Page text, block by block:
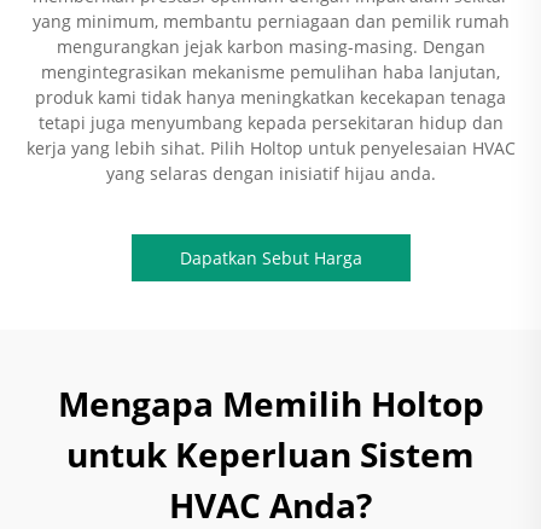
yang minimum, membantu perniagaan dan pemilik rumah
mengurangkan jejak karbon masing-masing. Dengan
mengintegrasikan mekanisme pemulihan haba lanjutan,
produk kami tidak hanya meningkatkan kecekapan tenaga
tetapi juga menyumbang kepada persekitaran hidup dan
kerja yang lebih sihat. Pilih Holtop untuk penyelesaian HVAC
yang selaras dengan inisiatif hijau anda.
Dapatkan Sebut Harga
Mengapa Memilih Holtop
untuk Keperluan Sistem
HVAC Anda?